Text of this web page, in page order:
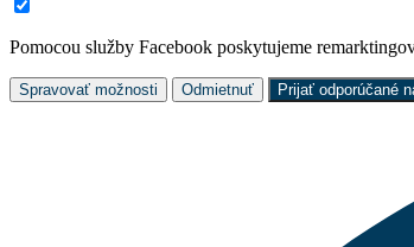
Pomocou služby Facebook poskytujeme
Spravovať možnosti Odmietnuť Prijať odporúčané